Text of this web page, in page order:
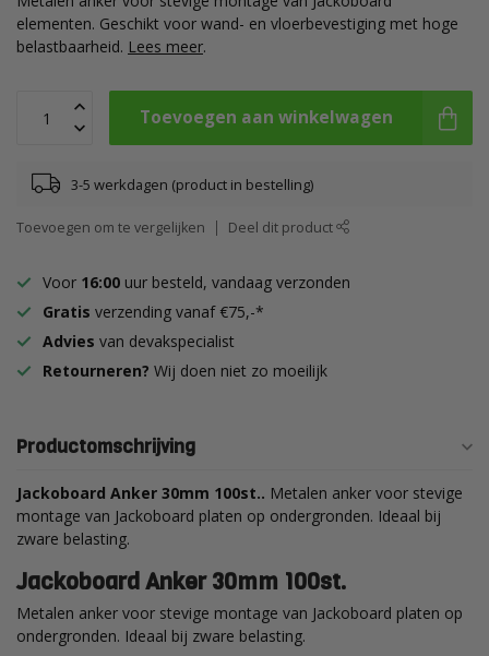
elementen. Geschikt voor wand- en vloerbevestiging met hoge
belastbaarheid. Lees meer.
Toevoegen aan winkelwagen
3-5 werkdagen (product in bestelling)
Toevoegen om te vergelijken Deel dit product
Voor 16:00 uur besteld, vandaag verzonden
Gratis verzending vanaf €75,-*
Advies van devakspecialist
Retourneren? Wij doen niet zo moeilijk
Productomschrijving
Jackoboard Anker 30mm 100st.. Metalen anker voor stevige
montage van Jackoboard platen op ondergronden. Ideaal bij
zware belasting.
Jackoboard Anker 30mm 100st.
Metalen anker voor stevige montage van Jackoboard platen op
ondergronden. Ideaal bij zware belasting.